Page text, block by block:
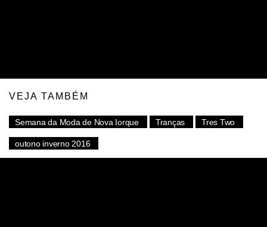
VEJA TAMBÉM
Semana da Moda de Nova Iorque Tranças Tres Two
outono inverno 2016